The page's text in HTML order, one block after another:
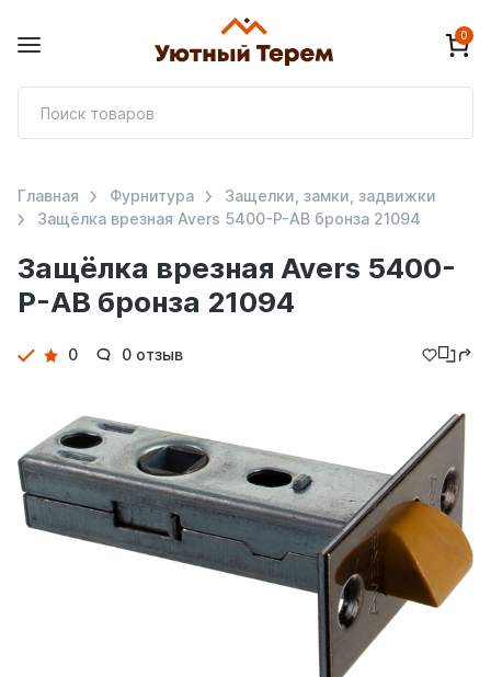
0
Защёлка врезная Avers 5400-
P-AB бронза 21094
Главная Фурнитура
Защелки, замки, задвижки
Защёлка врезная Avers 5400-P-AB бронза 21094
Детали
0 0 отзыв